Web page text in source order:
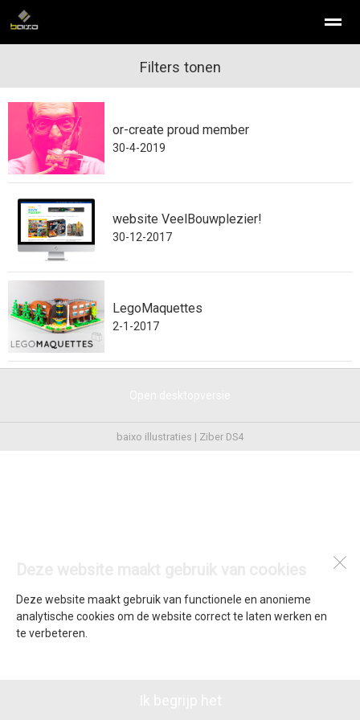
infographic laten maken isometrisch illustreren
Home Nieuws Bellen
Deze website maakt gebruik van functionele en anonieme
analytische cookies om de website correct te laten werken en
te verbeteren.
Filters tonen
or-create proud member
30-4-2019
website VeelBouwplezier!
30-12-2017
LegoMaquettes
2-1-2017
baixo illustraties | Ziber DS4